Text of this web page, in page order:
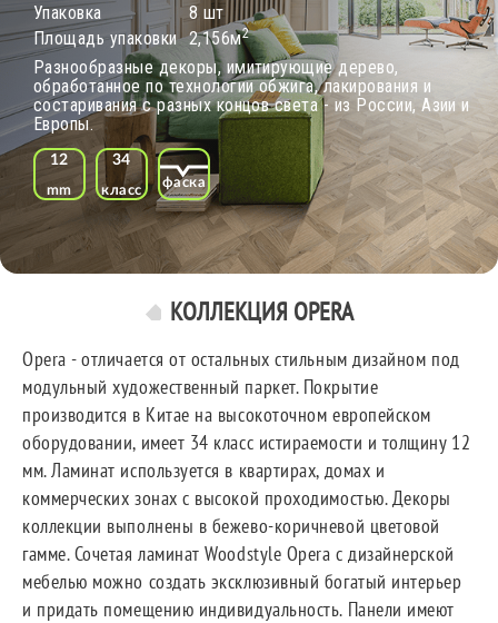
Упаковка
Площадь упаковки
8 шт
2,156м2
Разнообразные декоры, имитирующие дерево,
обработанное по технологии обжига, лакирования и
состаривания с разных концов света - из России, Азии и
Европы.
12
mm
34
класс
фаска
КОЛЛЕКЦИЯ OPERA
Opera - отличается от остальных стильным дизайном под
модульный художественный паркет. Покрытие
производится в Китае на высокоточном европейском
оборудовании, имеет 34 класс истираемости и толщину 12
мм. Ламинат используется в квартирах, домах и
коммерческих зонах с высокой проходимостью. Декоры
коллекции выполнены в бежево-коричневой цветовой
гамме. Сочетая ламинат Woodstyle Opera с дизайнерской
мебелью можно создать эксклюзивный богатый интерьер
и придать помещению индивидуальность. Панели имеют